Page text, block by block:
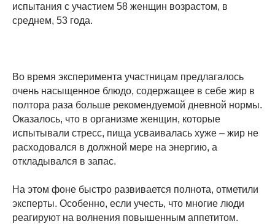
испытания с участием 58 женщин возрастом, в
среднем, 53 года.
Во время эксперимента участницам предлагалось
очень насыщенное блюдо, содержащее в себе жир в
полтора раза больше рекомендуемой дневной нормы.
Оказалось, что в организме женщин, которые
испытывали стресс, пища усваивалась хуже – жир не
расходовался в должной мере на энергию, а
откладывался в запас.
На этом фоне быстро развивается полнота, отметили
эксперты. Особенно, если учесть, что многие люди
реагируют на волнения повышенным аппетитом.